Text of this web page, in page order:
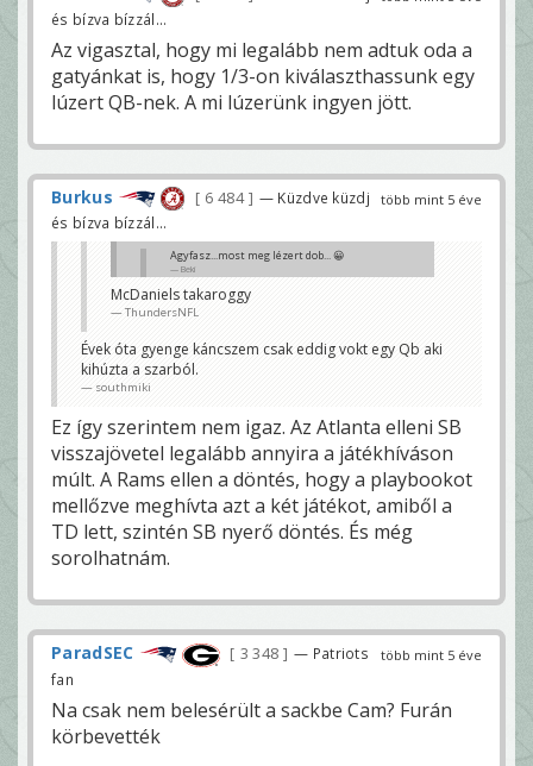
és bízva bízzál...
Az vigasztal, hogy mi legalább nem adtuk oda a
gatyánkat is, hogy 1/3-on kiválaszthassunk egy
lúzert QB-nek. A mi lúzerünk ingyen jött.
több mint 5 éve
Burkus 6 484
— Küzdve küzdj
és bízva bízzál...
Agyfasz...most meg lézert dob... 😀
Beki
Mondom én, hogy nem vele van a baj 😀
Solymi
McDaniels takaroggy
ThundersNFL
Évek óta gyenge káncszem csak eddig vokt egy Qb aki
kihúzta a szarból.
southmiki
Ez így szerintem nem igaz. Az Atlanta elleni SB
visszajövetel legalább annyira a játékhíváson
múlt. A Rams ellen a döntés, hogy a playbookot
mellőzve meghívta azt a két játékot, amiből a
TD lett, szintén SB nyerő döntés. És még
sorolhatnám.
több mint 5 éve
ParadSEC 3 348
— Patriots
fan
Na csak nem belesérült a sackbe Cam? Furán
körbevették